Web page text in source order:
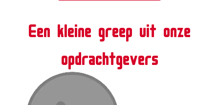
Een kleine greep uit onze
opdrachtgevers